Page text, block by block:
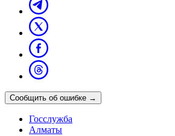
Сообщить об ошибке →
Госслужба
Алматы